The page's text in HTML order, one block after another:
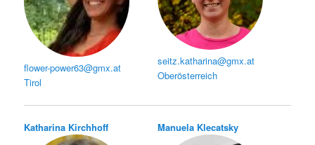
flower-power63@gmx.at
Tirol
seitz.katharina@gmx.at
Oberösterreich
Katharina Kirchhoff Manuela Klecatsky